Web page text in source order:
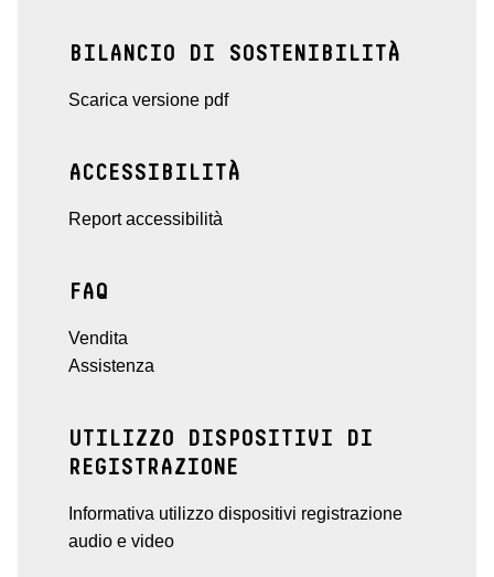
BILANCIO DI SOSTENIBILITÀ
Scarica versione pdf
ACCESSIBILITÀ
Report accessibilità
FAQ
Vendita
Assistenza
UTILIZZO DISPOSITIVI DI
REGISTRAZIONE
Informativa utilizzo dispositivi registrazione
audio e video